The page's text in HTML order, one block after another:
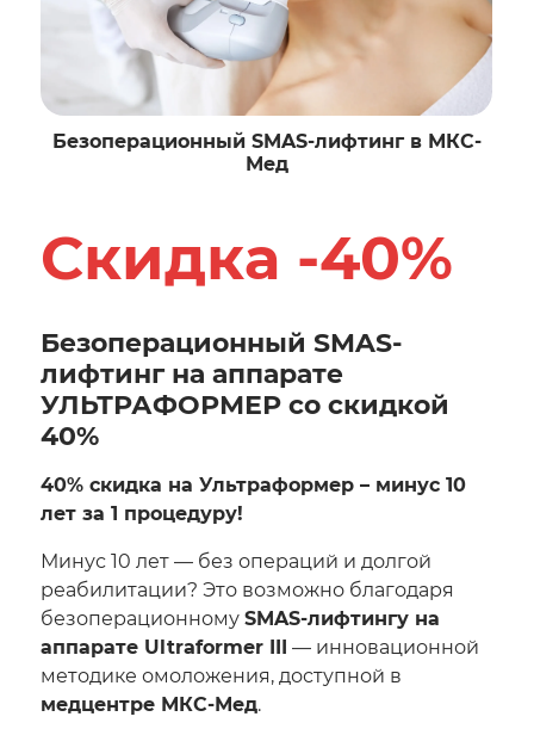
Безоперационный SMAS-лифтинг в МКС-
Мед
Скидка -40%
Безоперационный SMAS-
лифтинг на аппарате
УЛЬТРАФОРМЕР со скидкой
40%
40% скидка на Ультраформер – минус 10
лет за 1 процедуру!
Минус 10 лет — без операций и долгой
реабилитации? Это возможно благодаря
безоперационномуSMAS-лифтингу на
аппарате Ultraformer III — инновационной
методике омоложения, доступной в
медцентре МКС-Мед.